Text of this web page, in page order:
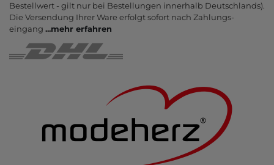
Bestell­wert - gilt nur bei Bestel­lungen inner­halb Deutsch­lands).
Die Ver­sendung Ihrer Ware er­folgt sofort nach Zahlungs­
eingang ...mehr erfahren